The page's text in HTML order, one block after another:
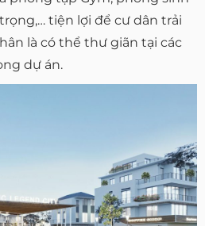
tiện lợi để cư dân trải
là có thể thư giãn tại các
dự án.